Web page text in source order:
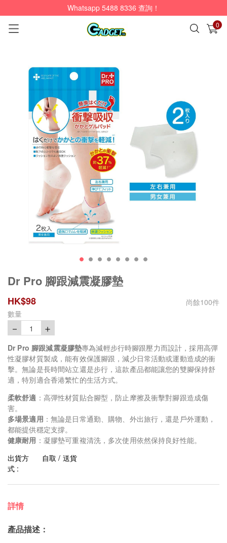
Whatsapp 5488 8336 查詢！
0
已加入購物車 查看
Dr Pro 腳跟減震凝膠墊
HK$98 尚餘100件
數量
－ 1 ＋
Dr Pro 腳跟減震凝膠墊專為減輕步行時腳跟壓力而設計，採用高彈
性凝膠材質製成，能有效保護腳跟，減少日常活動或運動造成的衝
擊。無論是長時間站立還是步行，這款產品都能讓您的雙腳保持舒
適，特別適合香港繁忙的生活方式。
柔軟舒適 ：高彈性材質貼合腳型，防止摩擦及衝擊對腳跟造成傷
害。
多場景適用 ：無論是日常通勤、購物、外出旅行，還是戶外運動，
都能提供穩定支撐。
健康耐用 ：凝膠墊可重複清洗，多次使用依然保持良好性能。
出貨方
式 :
自取 / 送貨
詳情
產品描述：